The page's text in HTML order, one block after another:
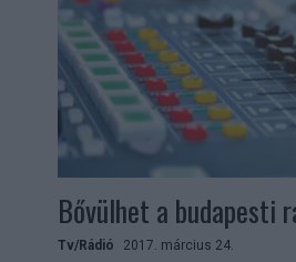
Bővülhet a budapesti
Tv/Rádió 2017. március 24.